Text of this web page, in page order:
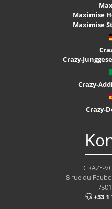
Maximise
Maximise
Crazy-
Crazy-
Crazy-
CRAZY-
8 rue du
+33 1